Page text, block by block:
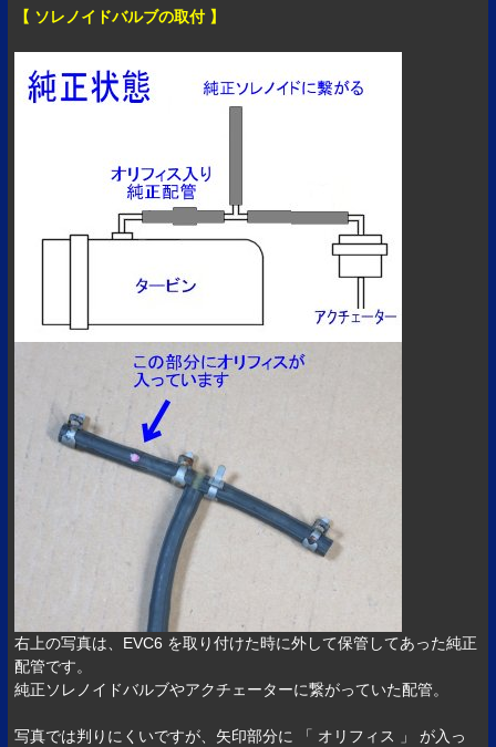
【 ソレノイドバルブの取付 】
右上の写真は、EVC6 を取り付けた時に外して保管してあった純正
配管です。
純正ソレノイドバルブやアクチェーターに繋がっていた配管。
写真では判りにくいですが、矢印部分に 「 オリフィス 」 が入っ